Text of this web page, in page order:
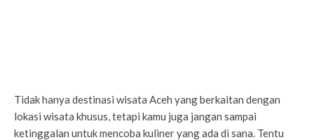
Tidak hanya destinasi wisata Aceh yang berkaitan dengan
lokasi wisata khusus, tetapi kamu juga jangan sampai
ketinggalan untuk mencoba kuliner yang ada di sana. Tentu